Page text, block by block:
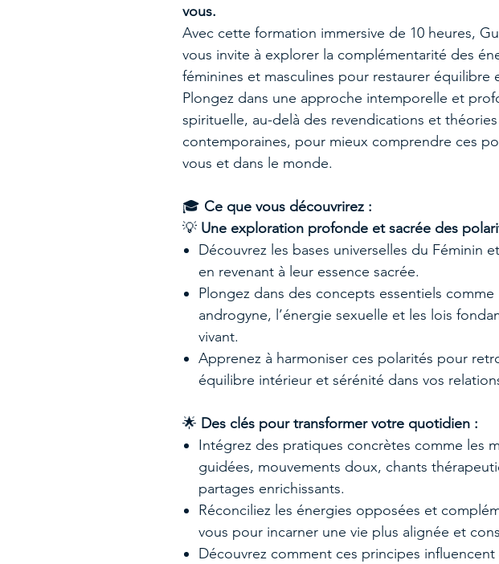
vous.
Avec cette formation immersive de 10 heures,
vous invite à explorer la complémentarité des
féminines et masculines pour restaurer équilibre
Plongez dans une approche intemporelle et
spirituelle, au-delà des revendications et théories
contemporaines, pour mieux comprendre ces
vous et dans le monde.
🎓 Ce que vous découvrirez :
💡 Une exploration profonde et sacrée des
Découvrez les bases universelles du Féminin
en revenant à leur essence sacrée.
Plongez dans des concepts essentiels
androgyne, l’énergie sexuelle et les lois
vivant.
Apprenez à harmoniser ces polarités pour
équilibre intérieur et sérénité dans vos
🌟 Des clés pour transformer votre quotidien :
Intégrez des pratiques concrètes comme les
guidées, mouvements doux, chants
partages enrichissants.
Réconciliez les énergies opposées et
vous pour incarner une vie plus alignée et
Découvrez comment ces principes